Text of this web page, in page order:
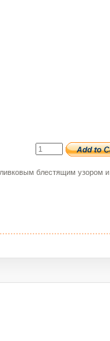
блестящим узором и